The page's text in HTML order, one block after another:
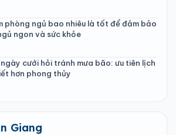
phòng ngủ bao nhiêu là tốt để đảm bảo
ngon và sức khỏe
cưới hỏi tránh mưa bão: ưu tiên lịch
hơn phong thủy
Giang